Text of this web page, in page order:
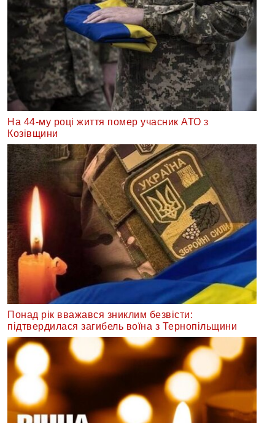
На 44-му році життя помер учасник АТО з
Козівщини
Понад рік вважався зниклим безвісти:
підтвердилася загибель воїна з Тернопільщини